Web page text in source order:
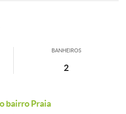
BANHEIROS
2
bairro Praia